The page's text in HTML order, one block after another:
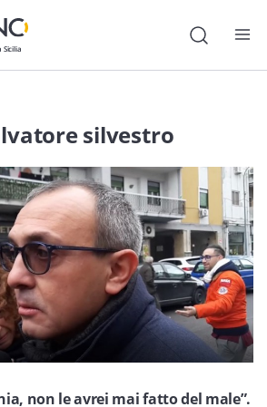
silvestro
non le avrei mai fatto del male”.